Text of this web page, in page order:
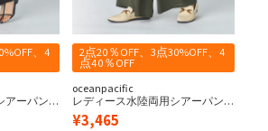
、4
アーパン
2点20％OFF、3点30%OFF、4
点40％OFF
oceanpacific
レディース水陸両用シアーパン
ツ
¥3,465